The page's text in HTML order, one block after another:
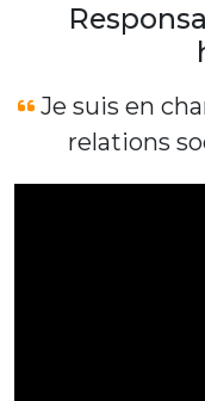
Je suis en
relations